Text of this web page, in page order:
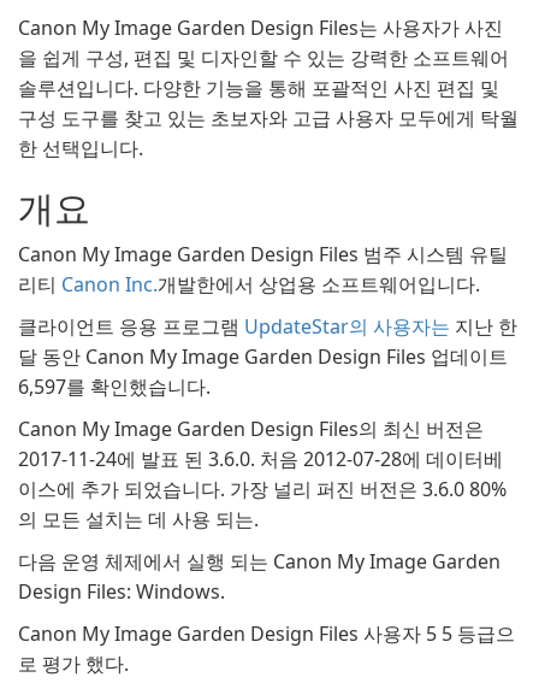
Canon My Image Garden Design Files는 사용자가 사진
을 쉽게 구성, 편집 및 디자인할 수 있는 강력한 소프트웨어
솔루션입니다. 다양한 기능을 통해 포괄적인 사진 편집 및
구성 도구를 찾고 있는 초보자와 고급 사용자 모두에게 탁월
한 선택입니다.
개요
Canon My Image Garden Design Files 범주 시스템 유틸
리티 Canon Inc.개발한에서 상업용 소프트웨어입니다.
클라이언트 응용 프로그램 UpdateStar의 사용자는 지난 한
달 동안 Canon My Image Garden Design Files 업데이트
6,597를 확인했습니다.
Canon My Image Garden Design Files의 최신 버전은
2017-11-24에 발표 된 3.6.0. 처음 2012-07-28에 데이터베
이스에 추가 되었습니다. 가장 널리 퍼진 버전은 3.6.0 80%
의 모든 설치는 데 사용 되는.
다음 운영 체제에서 실행 되는 Canon My Image Garden
Design Files: Windows.
Canon My Image Garden Design Files 사용자 5 5 등급으
로 평가 했다.